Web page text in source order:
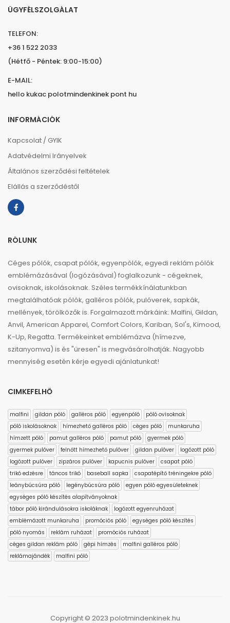
ÜGYFÉLSZOLGÁLAT
TELEFON:
+36 1 522 2033
(Hétfő - Péntek: 9:00-15:00)
E-MAIL:
hello kukac polotmindenkinek pont hu
INFORMÁCIÓK
Kapcsolat / GYIK
Adatvédelmi Irányelvek
Általános szerződési feltételek
Elállás a szerződéstől
RÓLUNK
Céges pólók, csapat pólók, egyenpólók, egyedi reklám pólók
emblémázásával (logózásával) foglalkozunk - cégeknek,
ovisoknak, iskolásoknak. Széles termékkínálatunkban
megtalálhatóak pólók, galléros pólók, pulóverek, sapkák,
mellények, törölközők is. Forgalmazott márkáink: Malfini, Gildan,
Anvil, American Apparel, Comfort Colors, Kariban, Sol's, Kimood,
K-Up, Regatta. Termékeinket emblémázva (hímezve,
szitanyomva) is és "üresen" is megvásárolhatják. Nagyobb
mennyiség esetén kérje egyedi ajánlatunkat!
CIMKEFELHŐ
malfini gildan póló galléros póló egyenpóló
póló ovisoknak
póló iskolásoknak
hímezhető galléros póló céges póló
munkaruha
hímzett póló
pamut galléros póló pamut póló
gyermek póló
gyermek pulóver
felnőtt hímezhető pulóver gildan pulóver
logózott póló
logózott pulóver
zipzáros pulóver kapucnis pulóver
csapat póló
trikó edzésre
táncos trikó baseball sapka
csapatépítő tréningekre póló
leánybúcsúra póló
legénybúcsúra póló
egyen póló egyesületeknek
egységes póló készítés alapítványoknak
tábor póló kirándulásokra iskoláknak
logózott egyenruházat
emblémázott munkaruha
promóciós póló
egységes póló készítés
póló nyomás
reklám ruházat
promóciós ruházat
céges gildan reklám póló
gépi hímzés
malfini galléros póló
reklámajándék
malfini póló
Copyright © 2023 polotmindenkinek.hu